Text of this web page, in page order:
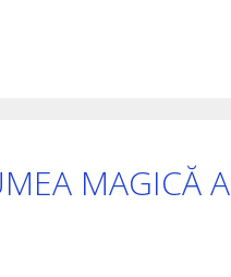
MAGICĂ A